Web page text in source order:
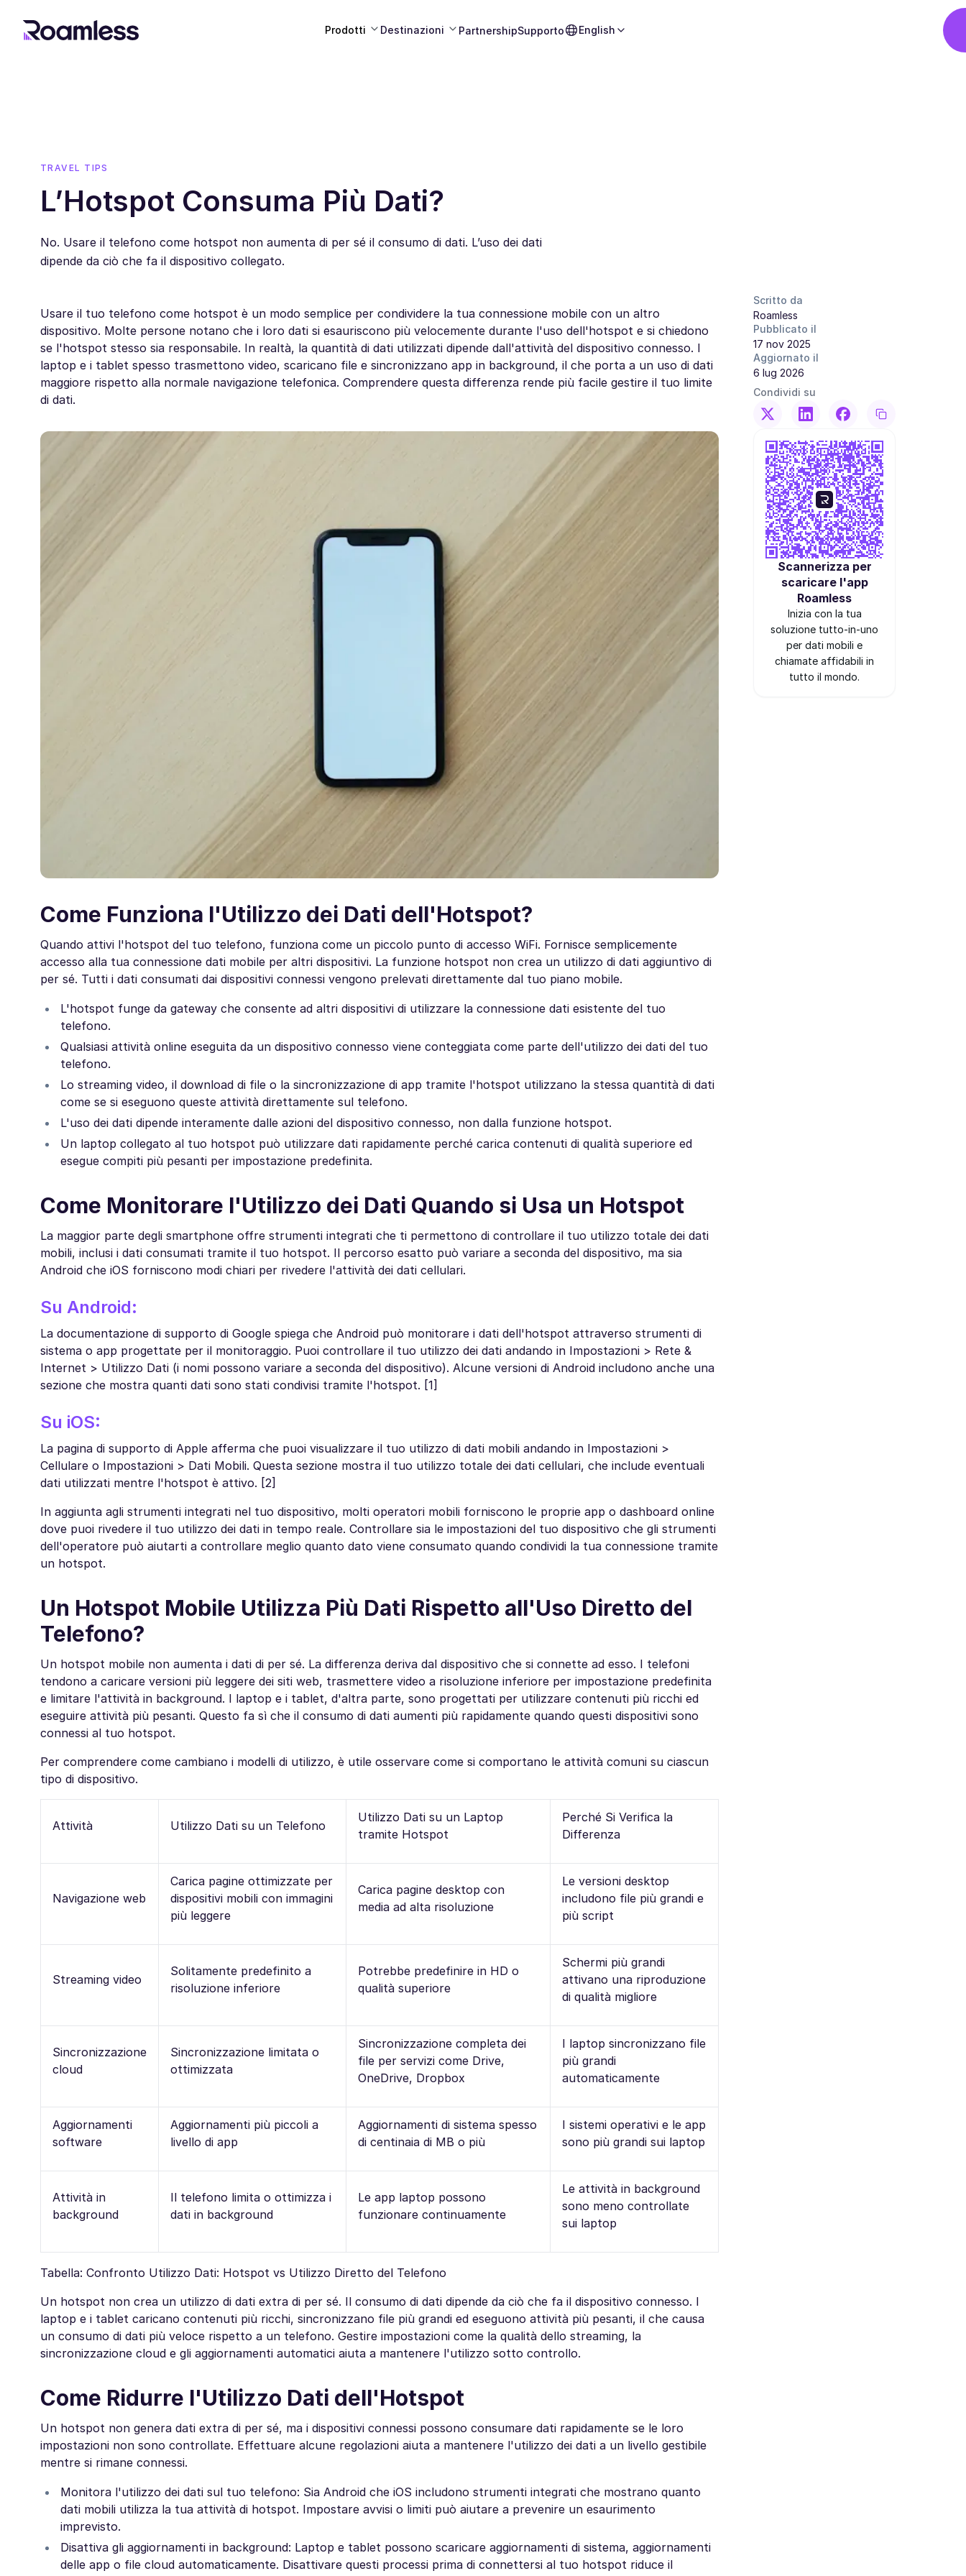
Prodotti Destinazioni PartnershipSupporto English
TRAVEL TIPS
L’Hotspot Consuma Più Dati?
No. Usare il telefono come hotspot non aumenta di per sé il consumo di dati. L’uso dei dati
dipende da ciò che fa il dispositivo collegato.
Usare il tuo telefono come hotspot è un modo semplice per condividere la tua connessione mobile con un altro
dispositivo. Molte persone notano che i loro dati si esauriscono più velocemente durante l'uso dell'hotspot e si chiedono
se l'hotspot stesso sia responsabile. In realtà, la quantità di dati utilizzati dipende dall'attività del dispositivo connesso. I
laptop e i tablet spesso trasmettono video, scaricano file e sincronizzano app in background, il che porta a un uso di dati
maggiore rispetto alla normale navigazione telefonica. Comprendere questa differenza rende più facile gestire il tuo limite
di dati.
Come Funziona l'Utilizzo dei Dati dell'Hotspot?
Quando attivi l'hotspot del tuo telefono, funziona come un piccolo punto di accesso WiFi. Fornisce semplicemente
accesso alla tua connessione dati mobile per altri dispositivi. La funzione hotspot non crea un utilizzo di dati aggiuntivo di
per sé. Tutti i dati consumati dai dispositivi connessi vengono prelevati direttamente dal tuo piano mobile.
L'hotspot funge da gateway che consente ad altri dispositivi di utilizzare la connessione dati esistente del tuo
telefono.
Qualsiasi attività online eseguita da un dispositivo connesso viene conteggiata come parte dell'utilizzo dei dati del tuo
telefono.
Lo streaming video, il download di file o la sincronizzazione di app tramite l'hotspot utilizzano la stessa quantità di dati
come se si eseguono queste attività direttamente sul telefono.
L'uso dei dati dipende interamente dalle azioni del dispositivo connesso, non dalla funzione hotspot.
Un laptop collegato al tuo hotspot può utilizzare dati rapidamente perché carica contenuti di qualità superiore ed
esegue compiti più pesanti per impostazione predefinita.
Come Monitorare l'Utilizzo dei Dati Quando si Usa un Hotspot
La maggior parte degli smartphone offre strumenti integrati che ti permettono di controllare il tuo utilizzo totale dei dati
mobili, inclusi i dati consumati tramite il tuo hotspot. Il percorso esatto può variare a seconda del dispositivo, ma sia
Android che iOS forniscono modi chiari per rivedere l'attività dei dati cellulari.
Su Android:
La documentazione di supporto di Google spiega che Android può monitorare i dati dell'hotspot attraverso strumenti di
sistema o app progettate per il monitoraggio. Puoi controllare il tuo utilizzo dei dati andando in Impostazioni > Rete &
Internet > Utilizzo Dati (i nomi possono variare a seconda del dispositivo). Alcune versioni di Android includono anche una
sezione che mostra quanti dati sono stati condivisi tramite l'hotspot. [1]
Su iOS:
La pagina di supporto di Apple afferma che puoi visualizzare il tuo utilizzo di dati mobili andando in Impostazioni >
Cellulare o Impostazioni > Dati Mobili. Questa sezione mostra il tuo utilizzo totale dei dati cellulari, che include eventuali
dati utilizzati mentre l'hotspot è attivo. [2]
In aggiunta agli strumenti integrati nel tuo dispositivo, molti operatori mobili forniscono le proprie app o dashboard online
dove puoi rivedere il tuo utilizzo dei dati in tempo reale. Controllare sia le impostazioni del tuo dispositivo che gli strumenti
dell'operatore può aiutarti a controllare meglio quanto dato viene consumato quando condividi la tua connessione tramite
un hotspot.
Un Hotspot Mobile Utilizza Più Dati Rispetto all'Uso Diretto del
Telefono?
Un hotspot mobile non aumenta i dati di per sé. La differenza deriva dal dispositivo che si connette ad esso. I telefoni
tendono a caricare versioni più leggere dei siti web, trasmettere video a risoluzione inferiore per impostazione predefinita
e limitare l'attività in background. I laptop e i tablet, d'altra parte, sono progettati per utilizzare contenuti più ricchi ed
eseguire attività più pesanti. Questo fa sì che il consumo di dati aumenti più rapidamente quando questi dispositivi sono
connessi al tuo hotspot.
Per comprendere come cambiano i modelli di utilizzo, è utile osservare come si comportano le attività comuni su ciascun
tipo di dispositivo.
Attività Utilizzo Dati su un Telefono
Utilizzo Dati su un Laptop
tramite Hotspot
Perché Si Verifica la
Differenza
Navigazione web
Carica pagine ottimizzate per
dispositivi mobili con immagini
più leggere
Carica pagine desktop con
media ad alta risoluzione
Le versioni desktop
includono file più grandi e
più script
Streaming video
Solitamente predefinito a
risoluzione inferiore
Potrebbe predefinire in HD o
qualità superiore
Schermi più grandi
attivano una riproduzione
di qualità migliore
Sincronizzazione
cloud
Sincronizzazione limitata o
ottimizzata
Sincronizzazione completa dei
file per servizi come Drive,
OneDrive, Dropbox
I laptop sincronizzano file
più grandi
automaticamente
Aggiornamenti
software
Aggiornamenti più piccoli a
livello di app
Aggiornamenti di sistema spesso
di centinaia di MB o più
I sistemi operativi e le app
sono più grandi sui laptop
Attività in
background
Il telefono limita o ottimizza i
dati in background
Le app laptop possono
funzionare continuamente
Le attività in background
sono meno controllate
sui laptop
Tabella: Confronto Utilizzo Dati: Hotspot vs Utilizzo Diretto del Telefono
Un hotspot non crea un utilizzo di dati extra di per sé. Il consumo di dati dipende da ciò che fa il dispositivo connesso. I
laptop e i tablet caricano contenuti più ricchi, sincronizzano file più grandi ed eseguono attività più pesanti, il che causa
un consumo di dati più veloce rispetto a un telefono. Gestire impostazioni come la qualità dello streaming, la
sincronizzazione cloud e gli aggiornamenti automatici aiuta a mantenere l'utilizzo sotto controllo.
Come Ridurre l'Utilizzo Dati dell'Hotspot
Un hotspot non genera dati extra di per sé, ma i dispositivi connessi possono consumare dati rapidamente se le loro
impostazioni non sono controllate. Effettuare alcune regolazioni aiuta a mantenere l'utilizzo dei dati a un livello gestibile
mentre si rimane connessi.
Monitora l'utilizzo dei dati sul tuo telefono: Sia Android che iOS includono strumenti integrati che mostrano quanto
dati mobili utilizza la tua attività di hotspot. Impostare avvisi o limiti può aiutare a prevenire un esaurimento
imprevisto.
Disattiva gli aggiornamenti in background: Laptop e tablet possono scaricare aggiornamenti di sistema, aggiornamenti
delle app o file cloud automaticamente. Disattivare questi processi prima di connettersi al tuo hotspot riduce il
Scritto da
Roamless
Pubblicato il
17 nov 2025
Aggiornato il
6 lug 2026
Condividi su
Scannerizza per
scaricare l'app
Roamless
Inizia con la tua
soluzione tutto-in-uno
per dati mobili e
chiamate affidabili in
tutto il mondo.